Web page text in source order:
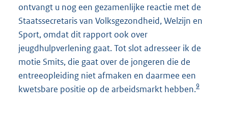
ontvangt u nog een gezamenlijke reactie met de
Staatssecretaris van Volksgezondheid, Welzijn en
Sport, omdat dit rapport ook over
jeugdhulpverlening gaat. Tot slot adresseer ik de
motie Smits, die gaat over de jongeren die de
entreeopleiding niet afmaken en daarmee een
kwetsbare positie op de arbeidsmarkt hebben.9